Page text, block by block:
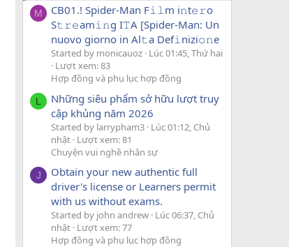
M
CB01.! Spider-Man F𝚒𝚕m i𝚗t𝚎𝚛o
S𝚝𝚛𝚎am𝚒𝚗g I𝚃A [Spider-Man: Un
nuovo giorno in Al𝚝a Def𝚒nizi𝚘𝚗e
Started by monicauoz Lúc 01:45, Thứ hai
Lượt xem: 83
Hợp đồng và phụ lục hợp đồng
L
Những siêu phẩm sở hữu lượt truy
cập khủng năm 2026
Started by larrypham3 Lúc 01:12, Chủ
nhật Lượt xem: 81
Chuyện vui nghề nhân sự
J
Obtain your new authentic full
driver's license or Learners permit
with us without exams.
Started by john andrew Lúc 06:37, Chủ
nhật Lượt xem: 77
Hợp đồng và phụ lục hợp đồng